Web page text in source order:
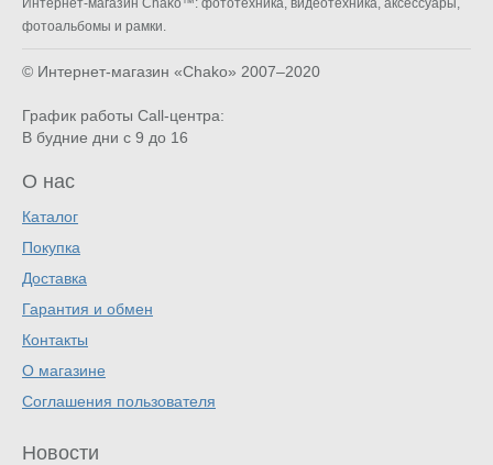
фотоальбомы и рамки.
© Интернет-магазин «Chako» 2007–2020
График работы Call-центра:
В будние дни с 9 до 16
О нас
Каталог
Покупка
Доставка
Гарантия и обмен
Контакты
О магазине
Соглашения пользователя
Новости